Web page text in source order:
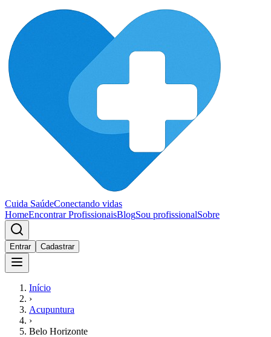
Cuida SaúdeConectando vidas
HomeEncontrar ProfissionaisBlogSou profissionalSobre
Entrar Cadastrar
Início
›
Acupuntura
›
Belo Horizonte